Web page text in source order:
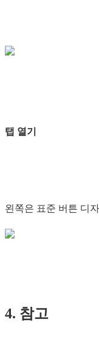
탭 열기
왼쪽은 표준 버튼 디
4. 참고